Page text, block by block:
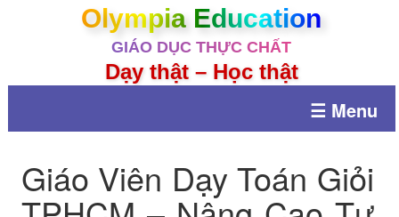
Olympia Education
GIÁO DỤC THỰC CHẤT
Dạy thật – Học thật
☰ Menu
Giáo Viên Dạy Toán Giỏi